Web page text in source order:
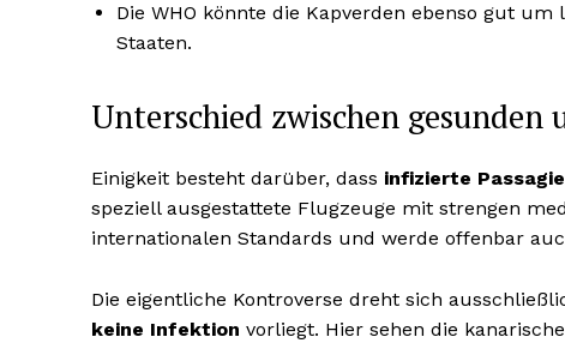
Die WHO könnte die Kapverden ebenso gut
Staaten.
Unterschied zwischen
Einigkeit besteht darüber, dass infizierte
speziell ausgestattete Flugzeuge mit strengen
internationalen Standards und werde offenbar
Die eigentliche Kontroverse dreht sich
keine Infektion vorliegt. Hier sehen die